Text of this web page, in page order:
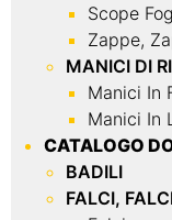
Scope
Zappe,
MANICI DI
Manici In
Manici In
CATALOGO
BADILI
FALCI,